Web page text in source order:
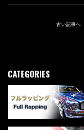
古い記事へ
CATEGORIES